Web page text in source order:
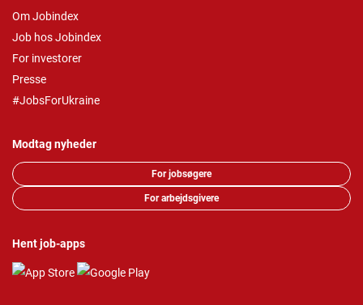
Om Jobindex
Job hos Jobindex
For investorer
Presse
#JobsForUkraine
Modtag nyheder
For jobsøgere
For arbejdsgivere
Hent job-apps